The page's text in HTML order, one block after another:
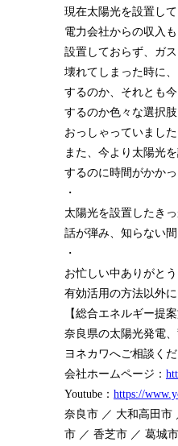
現在太陽光を設置し
電力会社からの収入
設置しておらず、ガ
壊れてしまった時に
するのか、それとも
するのか色々な選択
おっしゃっていました
また、今より太陽光
するのに時間がかか
・
太陽光を設置したき
話が弾み、知らない
・
お忙しい中ありがと
有効活用の方法以外
【総合エネルギー提
奈良県の太陽光発電
ヨネカワへご相談くだ
会社ホームページ：
Youtube： https://
奈良市 ／ 大和高田市
市 ／ 香芝市 ／ 葛城